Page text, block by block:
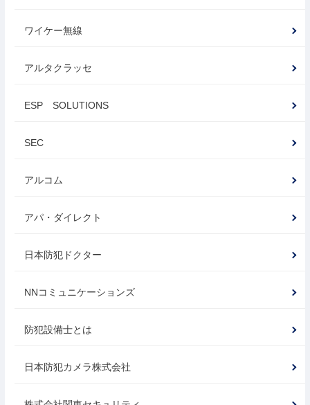
ワイケー無線
アルタクラッセ
ESP SOLUTIONS
SEC
アルコム
アパ・ダイレクト
日本防犯ドクター
NNコミュニケーションズ
防犯設備士とは
日本防犯カメラ株式会社